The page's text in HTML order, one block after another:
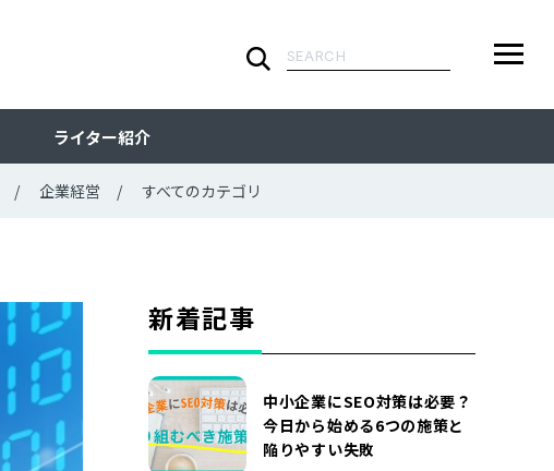
検
ライター紹介
企業経営 すべてのカテゴリ
ニ
ュ
ARTICLE
すべての記事
CATEGORY
WRITER
ライターで探す
FEATURE
MOVIE
新着記事
中小企業にSEO対策は必要？
今日から始める6つの施策と
陥りやすい失敗